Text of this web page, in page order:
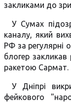
закликами до
У Сумах
каналу, який
РФ за регулярні
блогер
ракетою Сармат.
У Дніпрі
фейкового